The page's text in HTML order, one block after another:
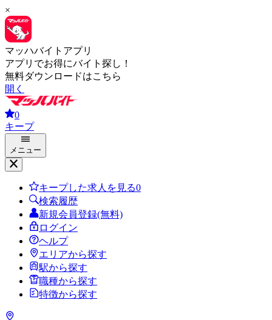
×
マッハバイトアプリ
アプリでお得にバイト探し！
無料ダウンロードはこちら
開く
0
キープ
メニュー
キープした求人を見る0
検索履歴
新規会員登録(無料)
ログイン
ヘルプ
エリアから探す
駅から探す
職種から探す
特徴から探す